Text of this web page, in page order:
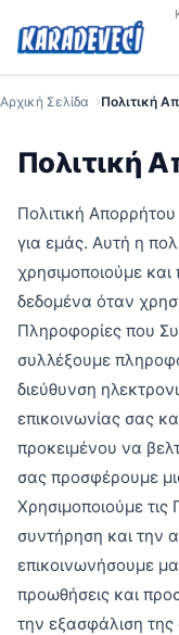
Αρχική Σελίδα Πολιτική
Πολιτική
Πολιτική Απορρήτου
για εμάς. Αυτή η
χρησιμοποιούμε
δεδομένα όταν
Πληροφορίες που
συλλέξουμε
διεύθυνση
επικοινωνίας σας
προκειμένου να
σας προσφέρουμε
Χρησιμοποιούμε
συντήρηση και την
επικοινωνήσουμε
προωθήσεις και
την εξασφάλιση